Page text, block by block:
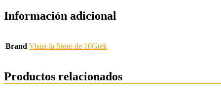
Información adicional
Brand Visita la Store de 10Gtek
Productos relacionados